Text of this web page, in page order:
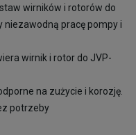
wirników i rotorów do
niezawodną pracę pompy i
wirnik i rotor do JVP-
na zużycie i korozję.
potrzeby